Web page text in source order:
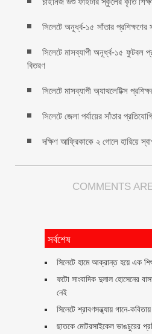
সিলেটে অনূর্ধ্ব-১৫ সাঁতার
সিলেটে মাসব্যাপী অনূর্ধ্ব-১৫ ফুটবল
বিতরণ
সিলেটে মাসব্যাপী অ্যাথলেটিক্স
সিলেটে জেলা পর্যায়ের সাঁতার
দক্ষিণ আফ্রিকাকে ২ গোলে হারিয়ে
COMMENTS
সর্বশেষ
সিলেটে হামে আক্রান্ত হয়ে এক
ফটো সাংবাদিক দুলাল হোসেনের
নেই
সিলেটে শ্রাবণসন্ধ্যায় গানে-কবিতায়
ছাতকে মোটরসাইকেল ভাঙচুরের